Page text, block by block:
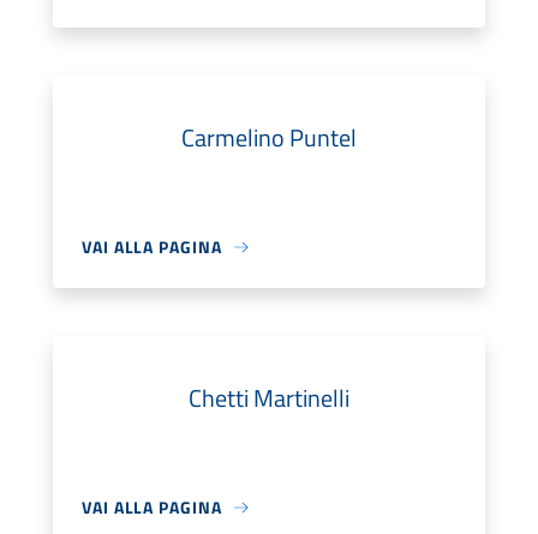
Carmelino Puntel
VAI ALLA PAGINA
Chetti Martinelli
VAI ALLA PAGINA